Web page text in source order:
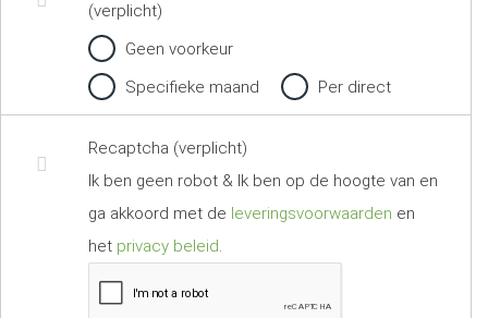
(verplicht)
Geen voorkeur
Specifieke maand
Per direct
Recaptcha (verplicht)
Ik ben geen robot & Ik ben op de hoogte van en
ga akkoord met de leveringsvoorwaarden en
het privacy beleid.